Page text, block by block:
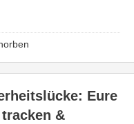
Eure
&